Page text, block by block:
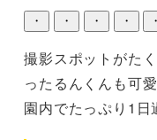
・ ・ ・ ・ ・
撮影スポットがた
ったるんくんも可
園内でたっぷり1